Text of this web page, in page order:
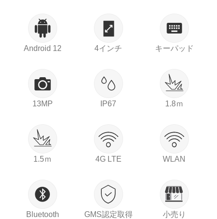
Android 12 4インチ キーパッド
13MP IP67 1.8ｍ
1.5ｍ 4G LTE WLAN
Bluetooth GMS認定取得 小売り